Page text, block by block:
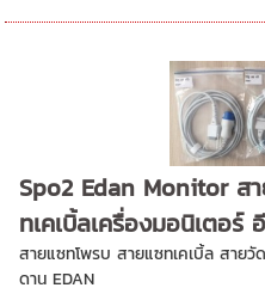
Spo2 Edan Monitor ส
ทเคเบิ้ลเครื่องมอนิเตอร์
สายแซทโพรบ สายแซทเคเบิ้ล สาย
ดาน EDAN